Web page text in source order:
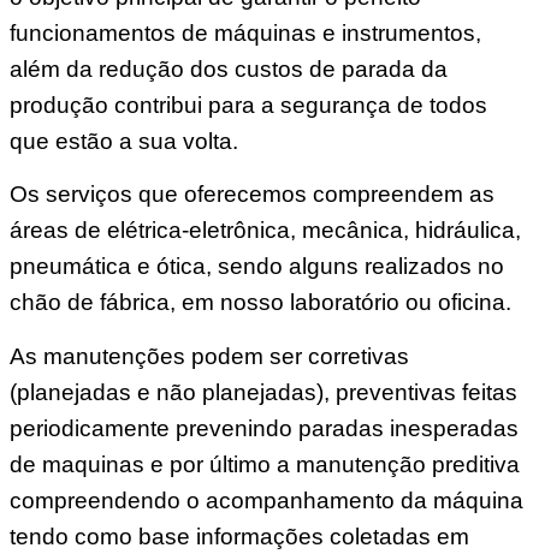
funcionamentos de máquinas e instrumentos,
além da redução dos custos de parada da
produção contribui para a segurança de todos
que estão a sua volta.
Os serviços que oferecemos compreendem as
áreas de elétrica-eletrônica, mecânica, hidráulica,
pneumática e ótica, sendo alguns realizados no
chão de fábrica, em nosso laboratório ou oficina.
As manutenções podem ser corretivas
(planejadas e não planejadas), preventivas feitas
periodicamente prevenindo paradas inesperadas
de maquinas e por último a manutenção preditiva
compreendendo o acompanhamento da máquina
tendo como base informações coletadas em